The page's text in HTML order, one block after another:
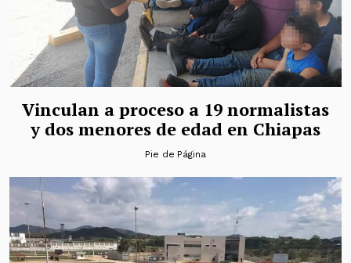
Vinculan a proceso a 19 normalistas
y dos menores de edad en Chiapas
Pie de Página